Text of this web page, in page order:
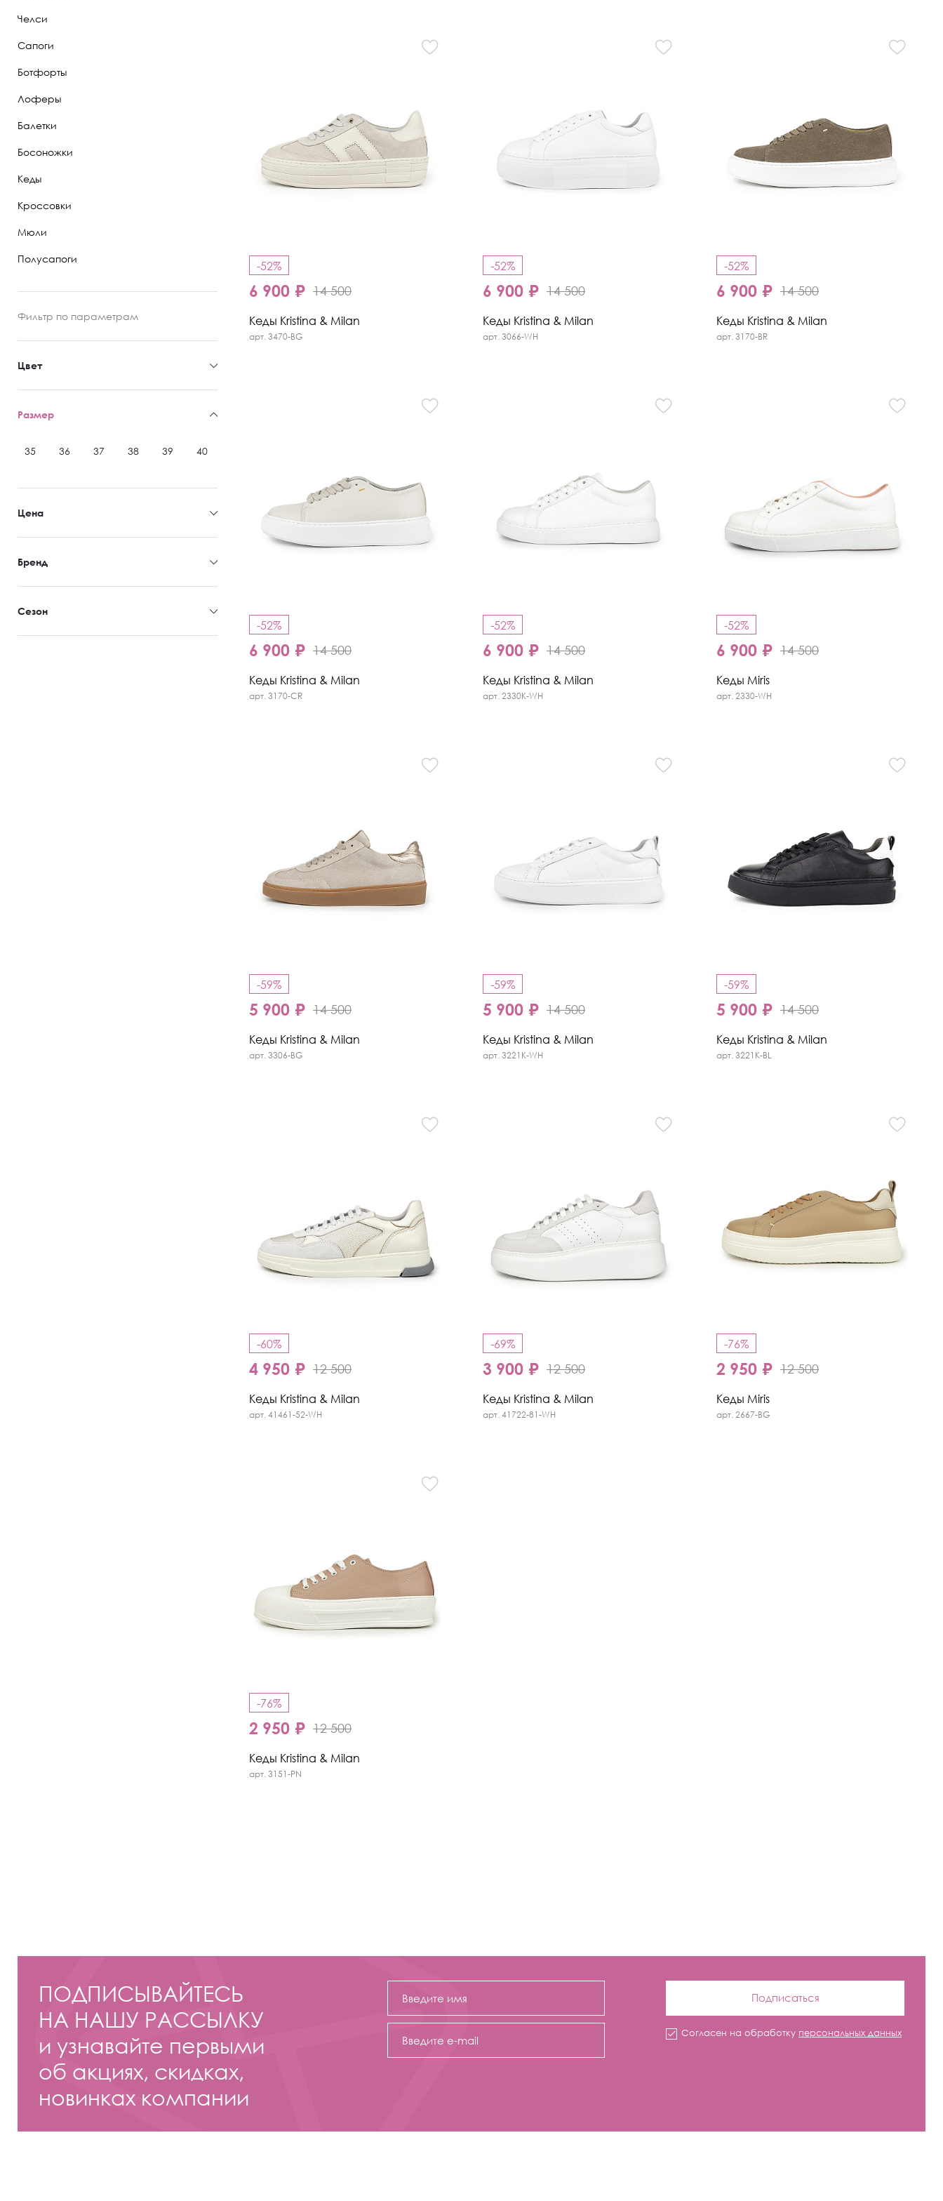
Челси
Сапоги
Ботфорты
Лоферы
Балетки
Босоножки
Кеды
Кроссовки
Мюли
Полусапоги
Фильтр по параметрам
Цвет
Размер
35 36 37 38 39 40
Цена
Бренд
Сезон
-52%
6 900 ₽ 14 500
Кеды Kristina & Milan
арт. 3470-BG
-52%
6 900 ₽ 14 500
Кеды Kristina & Milan
арт. 3066-WH
-52%
6 900 ₽ 14 500
Кеды Kristina & Milan
арт. 3170-BR
-52%
6 900 ₽ 14 500
Кеды Kristina & Milan
арт. 3170-CR
-52%
6 900 ₽ 14 500
Кеды Kristina & Milan
арт. 2330K-WH
-52%
6 900 ₽ 14 500
Кеды Miris
арт. 2330-WH
-59%
5 900 ₽ 14 500
Кеды Kristina & Milan
арт. 3306-BG
-59%
5 900 ₽ 14 500
Кеды Kristina & Milan
арт. 3221K-WH
-59%
5 900 ₽ 14 500
Кеды Kristina & Milan
арт. 3221K-BL
-60%
4 950 ₽ 12 500
Кеды Kristina & Milan
арт. 41461-52-WH
-69%
3 900 ₽ 12 500
Кеды Kristina & Milan
арт. 41722-81-WH
-76%
2 950 ₽ 12 500
Кеды Miris
арт. 2667-BG
-76%
2 950 ₽ 12 500
Кеды Kristina & Milan
арт. 3151-PN
ПОДПИСЫВАЙТЕСЬ
НА НАШУ РАССЫЛКУ
и узнавайте первыми
об акциях, скидках,
новинках компании
Подписаться
Согласен на обработку персональных данных